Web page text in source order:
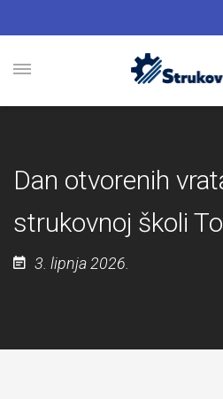
Dan otvorenih
strukovnoj školi
3. lipnja 2026.